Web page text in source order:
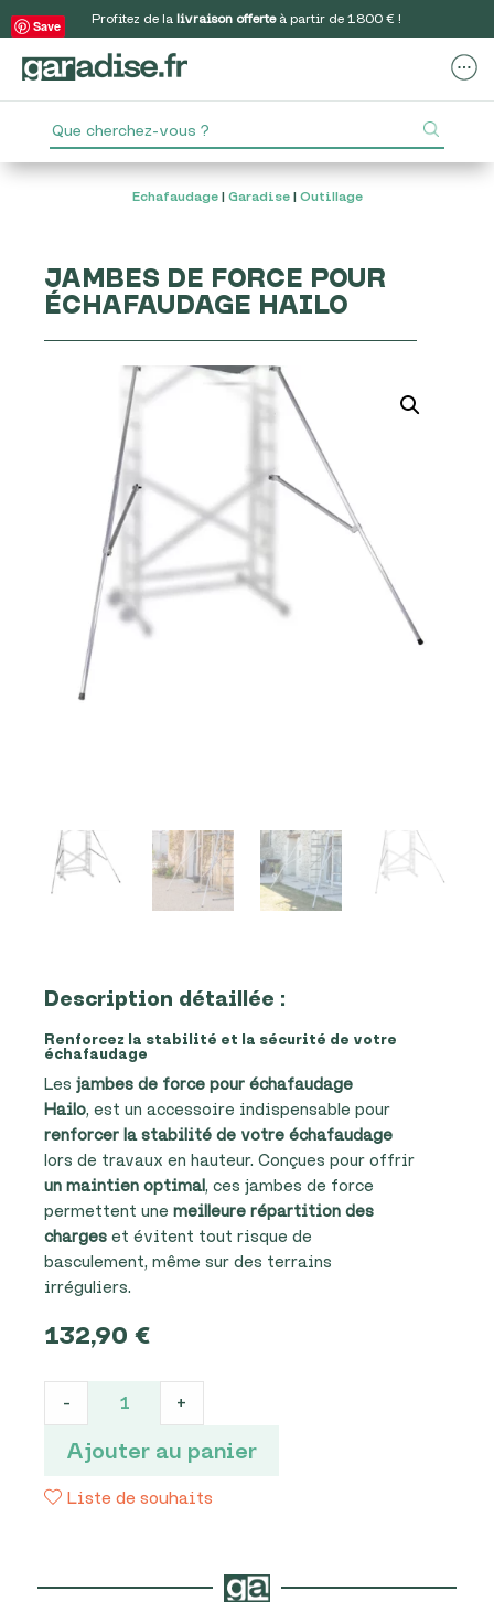
Profitez de la livraison offerteà partir de 1800 € !
Echafaudage| Garadise| Outillage
Save
JAMBES DE FORCE POUR
ÉCHAFAUDAGE HAILO
Description détaillée :
Renforcez la stabilité et la sécurité de votre
échafaudage
Lesjambes de force pour échafaudage
Hailo, est un accessoire indispensable pour
renforcer la stabilité de votre échafaudage
lors de travaux en hauteur. Conçues pour offrir
un maintien optimal, ces jambes de force
permettent unemeilleure répartition des
charges et évitent tout risque de
basculement, même sur des terrains
irréguliers.
132,90€
Jambes
force
pour
échafaudage
- +
Ajouter au panier
Liste de souhaits